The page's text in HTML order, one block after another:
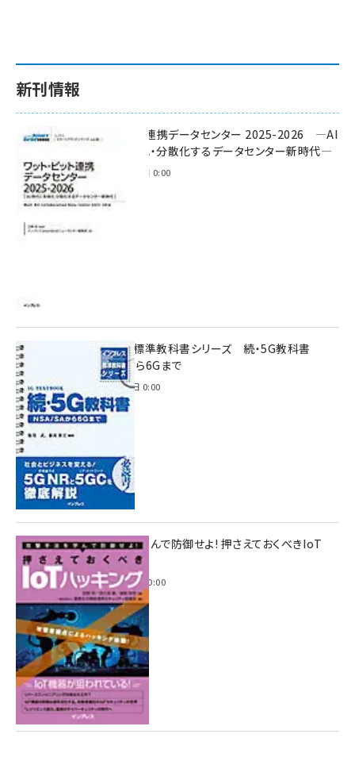
新刊情報
ワット・ビット連携データセンター 2025-2026 ―AI
時代に多様化・分散化するデータセンター新時代―
2025年11月28日 0:00
インプレス標準教科書シリーズ 続・5G教科書
NSA/SAから6Gまで
2023年4月3日 0:00
攻撃手法を学んで防御せよ! 押さえておくべきIoT
ハッキング
2022年6月14日 0:00